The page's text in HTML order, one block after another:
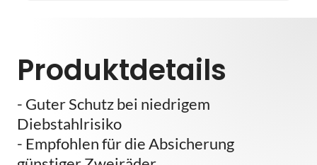
Produktdetails
- Guter Schutz bei niedrigem
Diebstahlrisiko
- Empfohlen für die Absicherung